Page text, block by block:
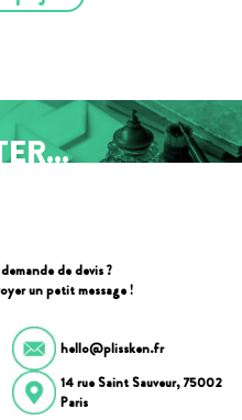
de devis ?
un petit message !
hello@plissken.fr
14 rue Saint Sauveur, 75002
Paris